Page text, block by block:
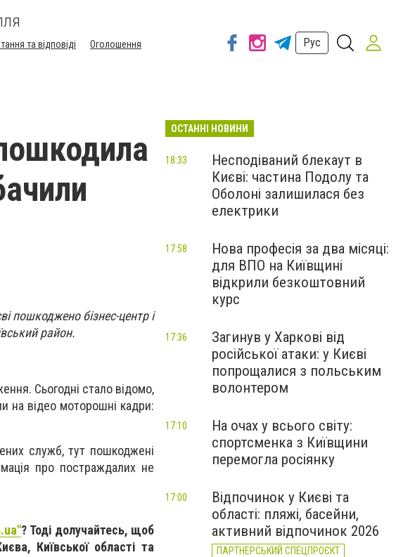
та відповіді
Оголошення
Рус
пошкоджено бізнес-центр і
район.
Сьогодні стало відомо,
на відео моторошні кадри:
служб, тут пошкоджені
про постраждалих не
? Тоді долучайтесь, щоб
Київської області та
ОСТАННІ НОВИНИ
Несподіваний блекаут в
Києві: частина Подолу та
Оболоні залишилася без
електрики
18:33
Нова професія за два місяці:
для ВПО на Київщині
відкрили безкоштовний
курс
17:58
Загинув у Харкові від
російської атаки: у Києві
попрощалися з польським
волонтером
17:36
На очах у всього світу:
спортсменка з Київщини
перемогла росіянку
17:10
Відпочинок у Києві та
області: пляжі, басейни,
активний відпочинок 2026
ПАРТНЕРСЬКИЙ СПЕЦПРОЄКТ
17:00